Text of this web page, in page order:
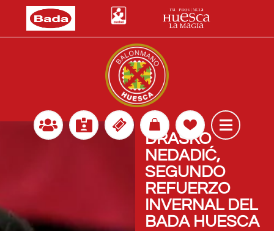
DRAŠKO
NEDADIĆ,
SEGUNDO
REFUERZO
INVERNAL DEL
BADA HUESCA